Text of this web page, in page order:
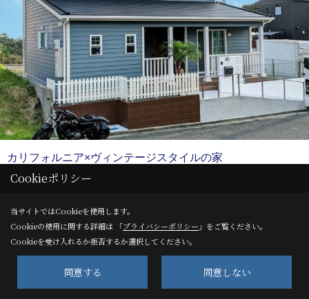
カリフォルニア×ヴィンテージスタイルの家
和歌山市 新築
Cookieポリシー
当サイトではCookieを使用します。
Cookieの使用に関する詳細は 「プライバシーポリシー 」をご覧ください。
Cookieを受け入れるか拒否するか選択してください。
同意する 同意しない